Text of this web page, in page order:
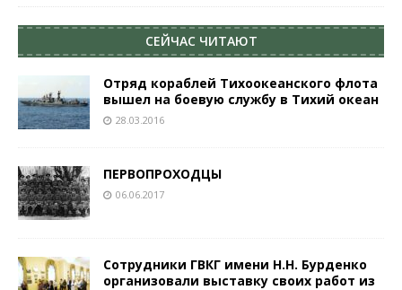
СЕЙЧАС ЧИТАЮТ
Отряд кораблей Тихоокеанского флота
вышел на боевую службу в Тихий океан
28.03.2016
ПЕРВОПРОХОДЦЫ
06.06.2017
Сотрудники ГВКГ имени Н.Н. Бурденко
организовали выставку своих работ из